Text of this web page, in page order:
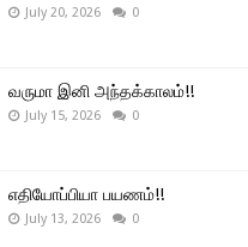
July 20, 2026 0
வருமா இனி அந்தக்காலம்!!
July 15, 2026 0
எதியோப்பியா பயணம்!!
July 13, 2026 0